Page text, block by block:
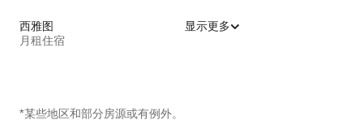
西雅图
月租住宿
显示更多
*某些地区和部分房源或有例外。